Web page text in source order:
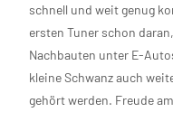
schnell und weit genug
ersten Tuner schon
Nachbauten unter E-
kleine Schwanz auch
gehört werden. Freude